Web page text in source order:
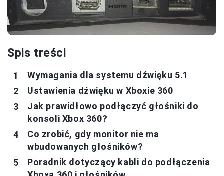
Spis treści
Wymagania dla systemu dźwięku 5.1
Ustawienia dźwięku w Xboxie 360
Jak prawidłowo podłączyć głośniki do
konsoli Xbox 360?
Co zrobić, gdy monitor nie ma
wbudowanych głośników?
Poradnik dotyczący kabli do podłączenia